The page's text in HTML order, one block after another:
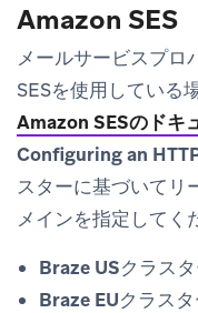
Amazon SES
メールサービスプロ
SESを使用している
Amazon SESのドキ
Configuring an
スターに基づいてリ
メインを指定してく
Braze USクラス
Braze EUクラス